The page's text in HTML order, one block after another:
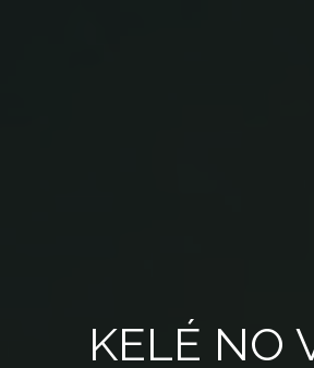
KELÉ NO